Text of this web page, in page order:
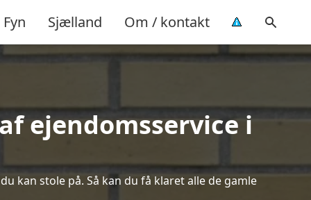
Fyn Sjælland Om / kontakt
ejendomsservice i
kan stole på. Så kan du få klaret alle de gamle